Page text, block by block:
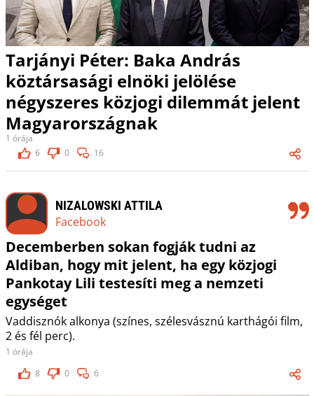
Tarjányi Péter: Baka András
köztársasági elnöki jelölése
négyszeres közjogi dilemmát jelent
Magyarországnak
1 órája
6
0 16
NIZALOWSKI ATTILA
Facebook
Decemberben sokan fogják tudni az
Aldiban, hogy mit jelent, ha egy közjogi
Pankotay Lili testesíti meg a nemzeti
egységet
Vaddisznók alkonya (színes, szélesvásznú karthágói film,
2 és fél perc).
1 órája
8
0 6